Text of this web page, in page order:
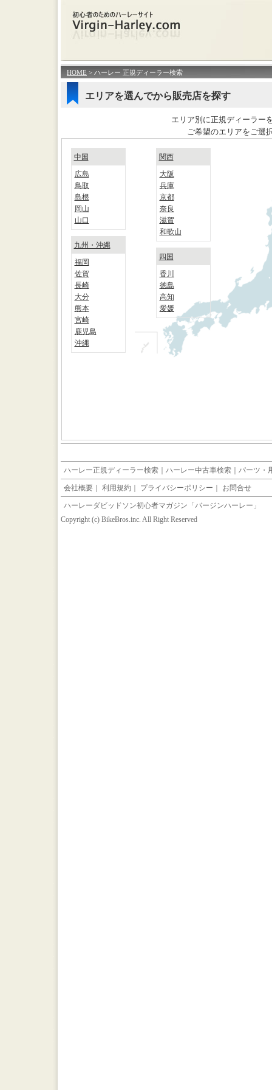
HOME > ハーレー 正規ディーラー検索
エリアを選んでから販売店を探す
エリア別に正規ディーラー
ご希望のエリアをご選
関西
大阪
兵庫
京都
奈良
滋賀
和歌山
中国
広島
鳥取
島根
岡山
山口
四国
香川
徳島
高知
愛媛
九州・沖縄
福岡
佐賀
長崎
大分
熊本
宮崎
鹿児島
沖縄
ハーレー正規ディーラー検索 ハーレー中古車検索 パーツ・
会社概要 利用規約 プライバシーポリシー お問合せ
ハーレーダビッドソン初心者マガジン「バージンハーレー」
Copyright (c) BikeBros.inc. All Right Reserved